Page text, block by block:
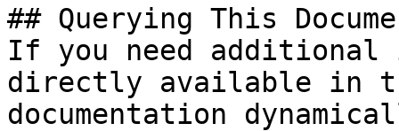
## Querying This
If you need
directly available in
documentation